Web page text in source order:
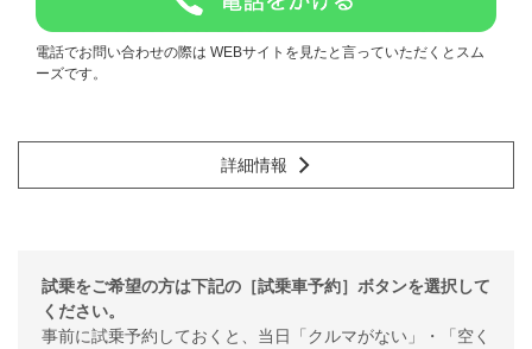
電話でお問い合わせの際は WEBサイトを見たと言っていただくとスム
ーズです。
詳細情報
試乗をご希望の方は下記の［試乗車予約］ボタンを選択して
ください。
事前に試乗予約しておくと、当日「クルマがない」・「空く